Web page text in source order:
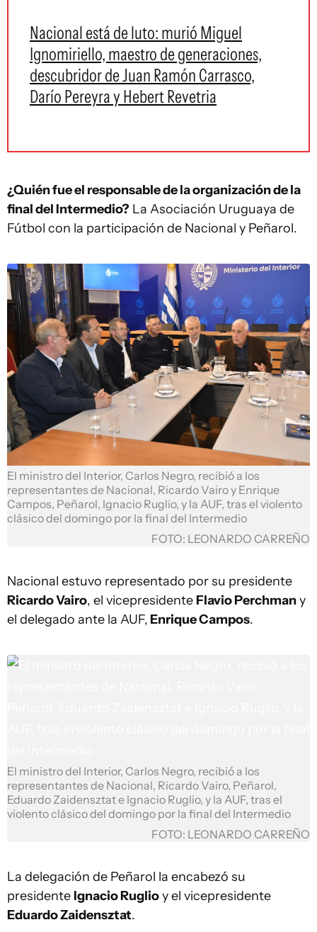
Nacional está de luto: murió Miguel
Ignomiriello, maestro de generaciones,
descubridor de Juan Ramón Carrasco,
Darío Pereyra y Hebert Revetria
¿Quién fue el responsable de la organización de la
final del Intermedio? La Asociación Uruguaya de
Fútbol con la participación de Nacional y Peñarol.
El ministro del Interior, Carlos Negro, recibió a los
representantes de Nacional, Ricardo Vairo y Enrique
Campos, Peñarol, Ignacio Ruglio, y la AUF, tras el violento
clásico del domingo por la final del Intermedio
FOTO: LEONARDO CARREÑO
Nacional estuvo representado por su presidente
Ricardo Vairo, el vicepresidente Flavio Perchmany
el delegado ante la AUF, Enrique Campos.
El ministro del Interior, Carlos Negro, recibió a los
representantes de Nacional, Ricardo Vairo, Peñarol,
Eduardo Zaidensztat e Ignacio Ruglio, y la AUF, tras el
violento clásico del domingo por la final del Intermedio
FOTO: LEONARDO CARREÑO
La delegación de Peñarol la encabezó su
presidente Ignacio Ruglioy el vicepresidente
Eduardo Zaidensztat.